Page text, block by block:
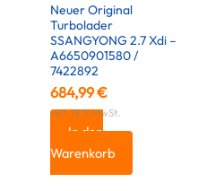
Neuer Original
Turbolader
SSANGYONG 2.7 Xdi –
A6650901580 /
7422892
684,99€
inkl. 19 % MwSt.
In den
Warenkorb